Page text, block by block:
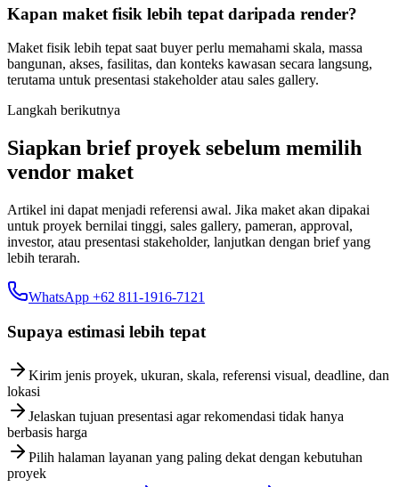
Kapan maket fisik lebih tepat daripada render?
Maket fisik lebih tepat saat buyer perlu memahami skala, massa
bangunan, akses, fasilitas, dan konteks kawasan secara langsung,
terutama untuk presentasi stakeholder atau sales gallery.
Langkah berikutnya
Siapkan brief proyek sebelum memilih
vendor maket
Artikel ini dapat menjadi referensi awal. Jika maket akan dipakai
untuk proyek bernilai tinggi, sales gallery, pameran, approval,
investor, atau presentasi stakeholder, lanjutkan dengan brief yang
lebih terarah.
WhatsApp +62 811-1916-7121
Supaya estimasi lebih tepat
Kirim jenis proyek, ukuran, skala, referensi visual, deadline, dan
lokasi
Jelaskan tujuan presentasi agar rekomendasi tidak hanya
berbasis harga
Pilih halaman layanan yang paling dekat dengan kebutuhan
proyek